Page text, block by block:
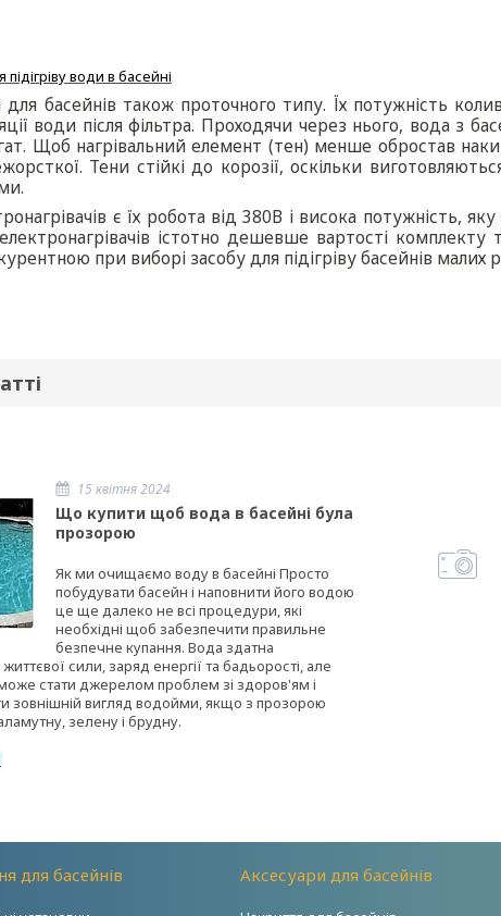
води в басейні
для басейнів також проточного типу. Їх потужність
води після фільтра. Проходячи через нього, вода з
Щоб нагрівальний елемент (тен) менше обростав
Тени стійкі до корозії, оскільки
є їх робота від 380В і висока потужність,
істотно дешевше вартості
при виборі засобу для підігріву басейнів малих
15 квітня 2024
Що купити щоб вода в басейні була
прозорою
Як ми очищаємо воду в басейні Просто
побудувати басейн і наповнити його водою
це ще далеко не всі процедури, які
необхідні щоб забезпечити правильне
безпечне купання. Вода здатна
сили, заряд енергії та бадьорості, але
стати джерелом проблем зі здоров'ям і
зовнішній вигляд водойми, якщо з прозорою
зелену і брудну.
для басейнів Аксесуари для басейнів